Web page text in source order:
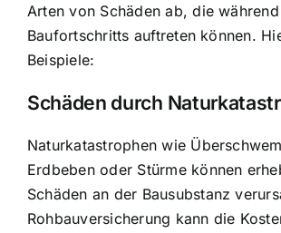
Arten von Schäden ab, die
Baufortschritts auftreten können.
Beispiele:
Schäden durch
Naturkatastrophen wie
Erdbeben oder Stürme können
Schäden an der Bausubstanz
Rohbauversicherung kann die